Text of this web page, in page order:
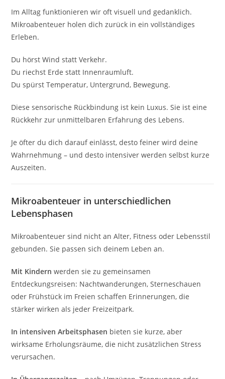
Im Alltag funktionieren wir oft visuell und gedanklich.
Mikroabenteuer holen dich zurück in ein vollständiges
Erleben.
Du hörst Wind statt Verkehr.
Du riechst Erde statt Innenraumluft.
Du spürst Temperatur, Untergrund, Bewegung.
Diese sensorische Rückbindung ist kein Luxus. Sie ist eine
Rückkehr zur unmittelbaren Erfahrung des Lebens.
Je öfter du dich darauf einlässt, desto feiner wird deine
Wahrnehmung – und desto intensiver werden selbst kurze
Auszeiten.
Mikroabenteuer in unterschiedlichen
Lebensphasen
Mikroabenteuer sind nicht an Alter, Fitness oder Lebensstil
gebunden. Sie passen sich deinem Leben an.
Mit Kindern werden sie zu gemeinsamen
Entdeckungsreisen: Nachtwanderungen, Sterneschauen
oder Frühstück im Freien schaffen Erinnerungen, die
stärker wirken als jeder Freizeitpark.
In intensiven Arbeitsphasen bieten sie kurze, aber
wirksame Erholungsräume, die nicht zusätzlichen Stress
verursachen.